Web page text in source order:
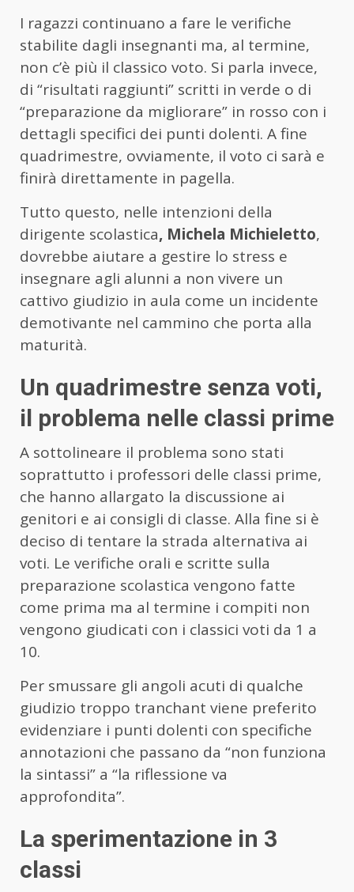
I ragazzi continuano a fare le verifiche
stabilite dagli insegnanti ma, al termine,
non c’è più il classico voto. Si parla invece,
di “risultati raggiunti” scritti in verde o di
“preparazione da migliorare” in rosso con i
dettagli specifici dei punti dolenti. A fine
quadrimestre, ovviamente, il voto ci sarà e
finirà direttamente in pagella.
Tutto questo, nelle intenzioni della
dirigente scolastica, Michela Michieletto,
dovrebbe aiutare a gestire lo stress e
insegnare agli alunni a non vivere un
cattivo giudizio in aula come un incidente
demotivante nel cammino che porta alla
maturità.
Un quadrimestre senza voti,
il problema nelle classi prime
A sottolineare il problema sono stati
soprattutto i professori delle classi prime,
che hanno allargato la discussione ai
genitori e ai consigli di classe. Alla fine si è
deciso di tentare la strada alternativa ai
voti. Le verifiche orali e scritte sulla
preparazione scolastica vengono fatte
come prima ma al termine i compiti non
vengono giudicati con i classici voti da 1 a
10.
Per smussare gli angoli acuti di qualche
giudizio troppo tranchant viene preferito
evidenziare i punti dolenti con specifiche
annotazioni che passano da “non funziona
la sintassi” a “la riflessione va
approfondita”.
La sperimentazione in 3
classi